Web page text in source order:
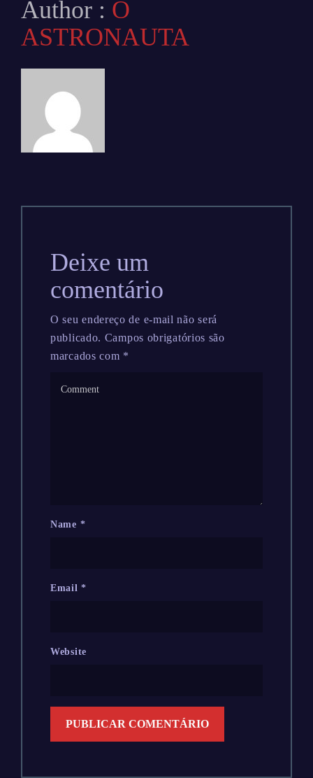
Author : O
ASTRONAUTA
Deixe um
comentário
O seu endereço de e-mail não será
publicado. Campos obrigatórios são
marcados com *
Name *
Email*
Website